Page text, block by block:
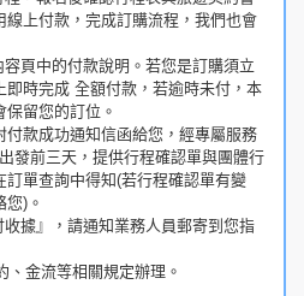
線上付款，完成訂購流程，我們也會
頁中的付款說明。若您是訂購須立
即時完成 全額付款，若逾時未付，本
留您的訂位。
款成功通知信函給您，經專屬服務
發前三天，提供行程確認單與團體行
單查詢中得知(若行程確認單有變
)。
據』，請通知業務人員郵寄到您指
、金流等相關規定辦理。